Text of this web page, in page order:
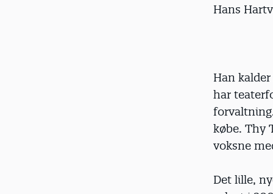
Hans
Han
har
købe. Thy
voksne
Det lille,